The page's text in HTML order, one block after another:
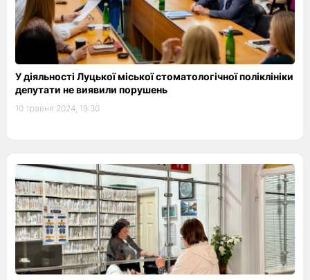
У діяльності Луцької міської стоматологічної поліклініки
депутати не виявили порушень
10 травня 2024, 19:30